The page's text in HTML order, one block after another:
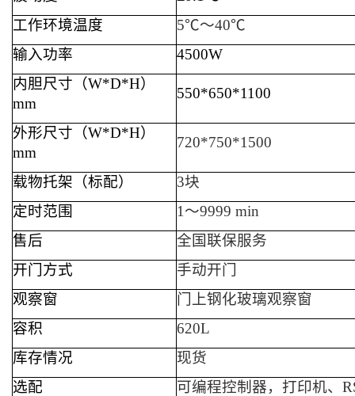
工作环境温度
5℃～40℃
输入功率
4500W
内胆尺寸（W*D*H）
mm
550*650*1100
外形尺寸（W*D*H）
mm
720*750*1500
载物托架（标配） 3块
定时范围
1～9999 min
售后
全国联保服务
开门方式
手动开门
观察窗
门上钢化玻璃观察窗
容积
620L
库存情况
现货
选配
可编程控制器， 打印机、